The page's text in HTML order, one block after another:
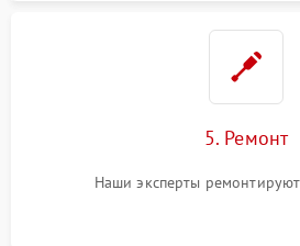
5. Ремонт
Наши эксперты